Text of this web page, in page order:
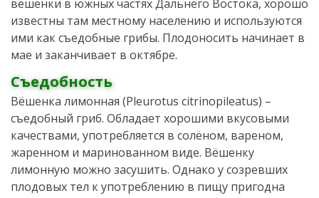
вёшенки в южных частях Дальнего Востока, хорошо
известны там местному населению и используются
ими как съедобные грибы. Плодоносить начинает в
мае и заканчивает в октябре.
Съедобность
Вёшенка лимонная (Pleurotus citrinopileatus) –
съедобный гриб. Обладает хорошими вкусовыми
качествами, употребляется в солёном, вареном,
жаренном и маринованном виде. Вёшенку
лимонную можно засушить. Однако у созревших
плодовых тел к употреблению в пищу пригодна